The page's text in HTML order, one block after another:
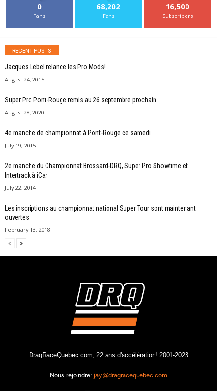
0
Fans
68,202
Fans
16,500
Subscribers
RECENT POSTS
Jacques Lebel relance les Pro Mods!
August 24, 2015
Super Pro Pont-Rouge remis au 26 septembre prochain
August 28, 2020
4e manche de championnat à Pont-Rouge ce samedi
July 19, 2015
2e manche du Championnat Brossard-DRQ, Super Pro Showtime et
Intertrack à iCar
July 22, 2014
Les inscriptions au championnat national Super Tour sont maintenant
ouvertes
February 13, 2018
DragRaceQuebec.com, 22 ans d'accélération! 2001-2023
Nous rejoindre: jay@dragracequebec.com